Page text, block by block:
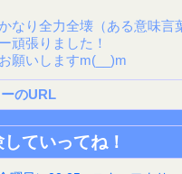
なり全力全壊（ある意味言
頑張りました！
願いしますm(__)m
のURL
ていってね！